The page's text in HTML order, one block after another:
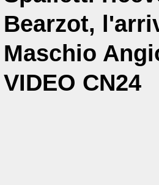
Bearzot,
Maschio
VIDEO CN24